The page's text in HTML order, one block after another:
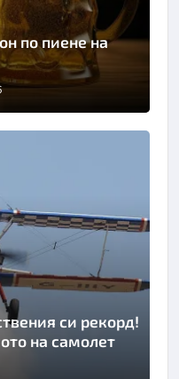
по пиене на
си рекорд!
на самолет